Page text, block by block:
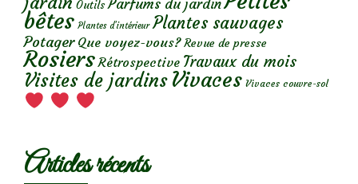
Outils Parfums du jardin
bêtes Plantes d’intérieur Plantes sauvages
Potager Que voyez-vous? Revue de presse
Rosiers Rétrospective Travaux du mois
Visites de jardins Vivaces Vivaces couvre-sol
Articles récents